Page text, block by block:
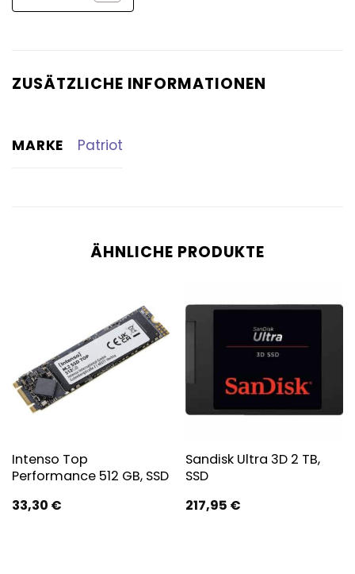
ZUSÄTZLICHE INFORMATIONEN
MARKE Patriot
ÄHNLICHE PRODUKTE
Intenso Top
Performance 512 GB, SSD
33,30 €
Sandisk Ultra 3D 2 TB,
SSD
217,95 €